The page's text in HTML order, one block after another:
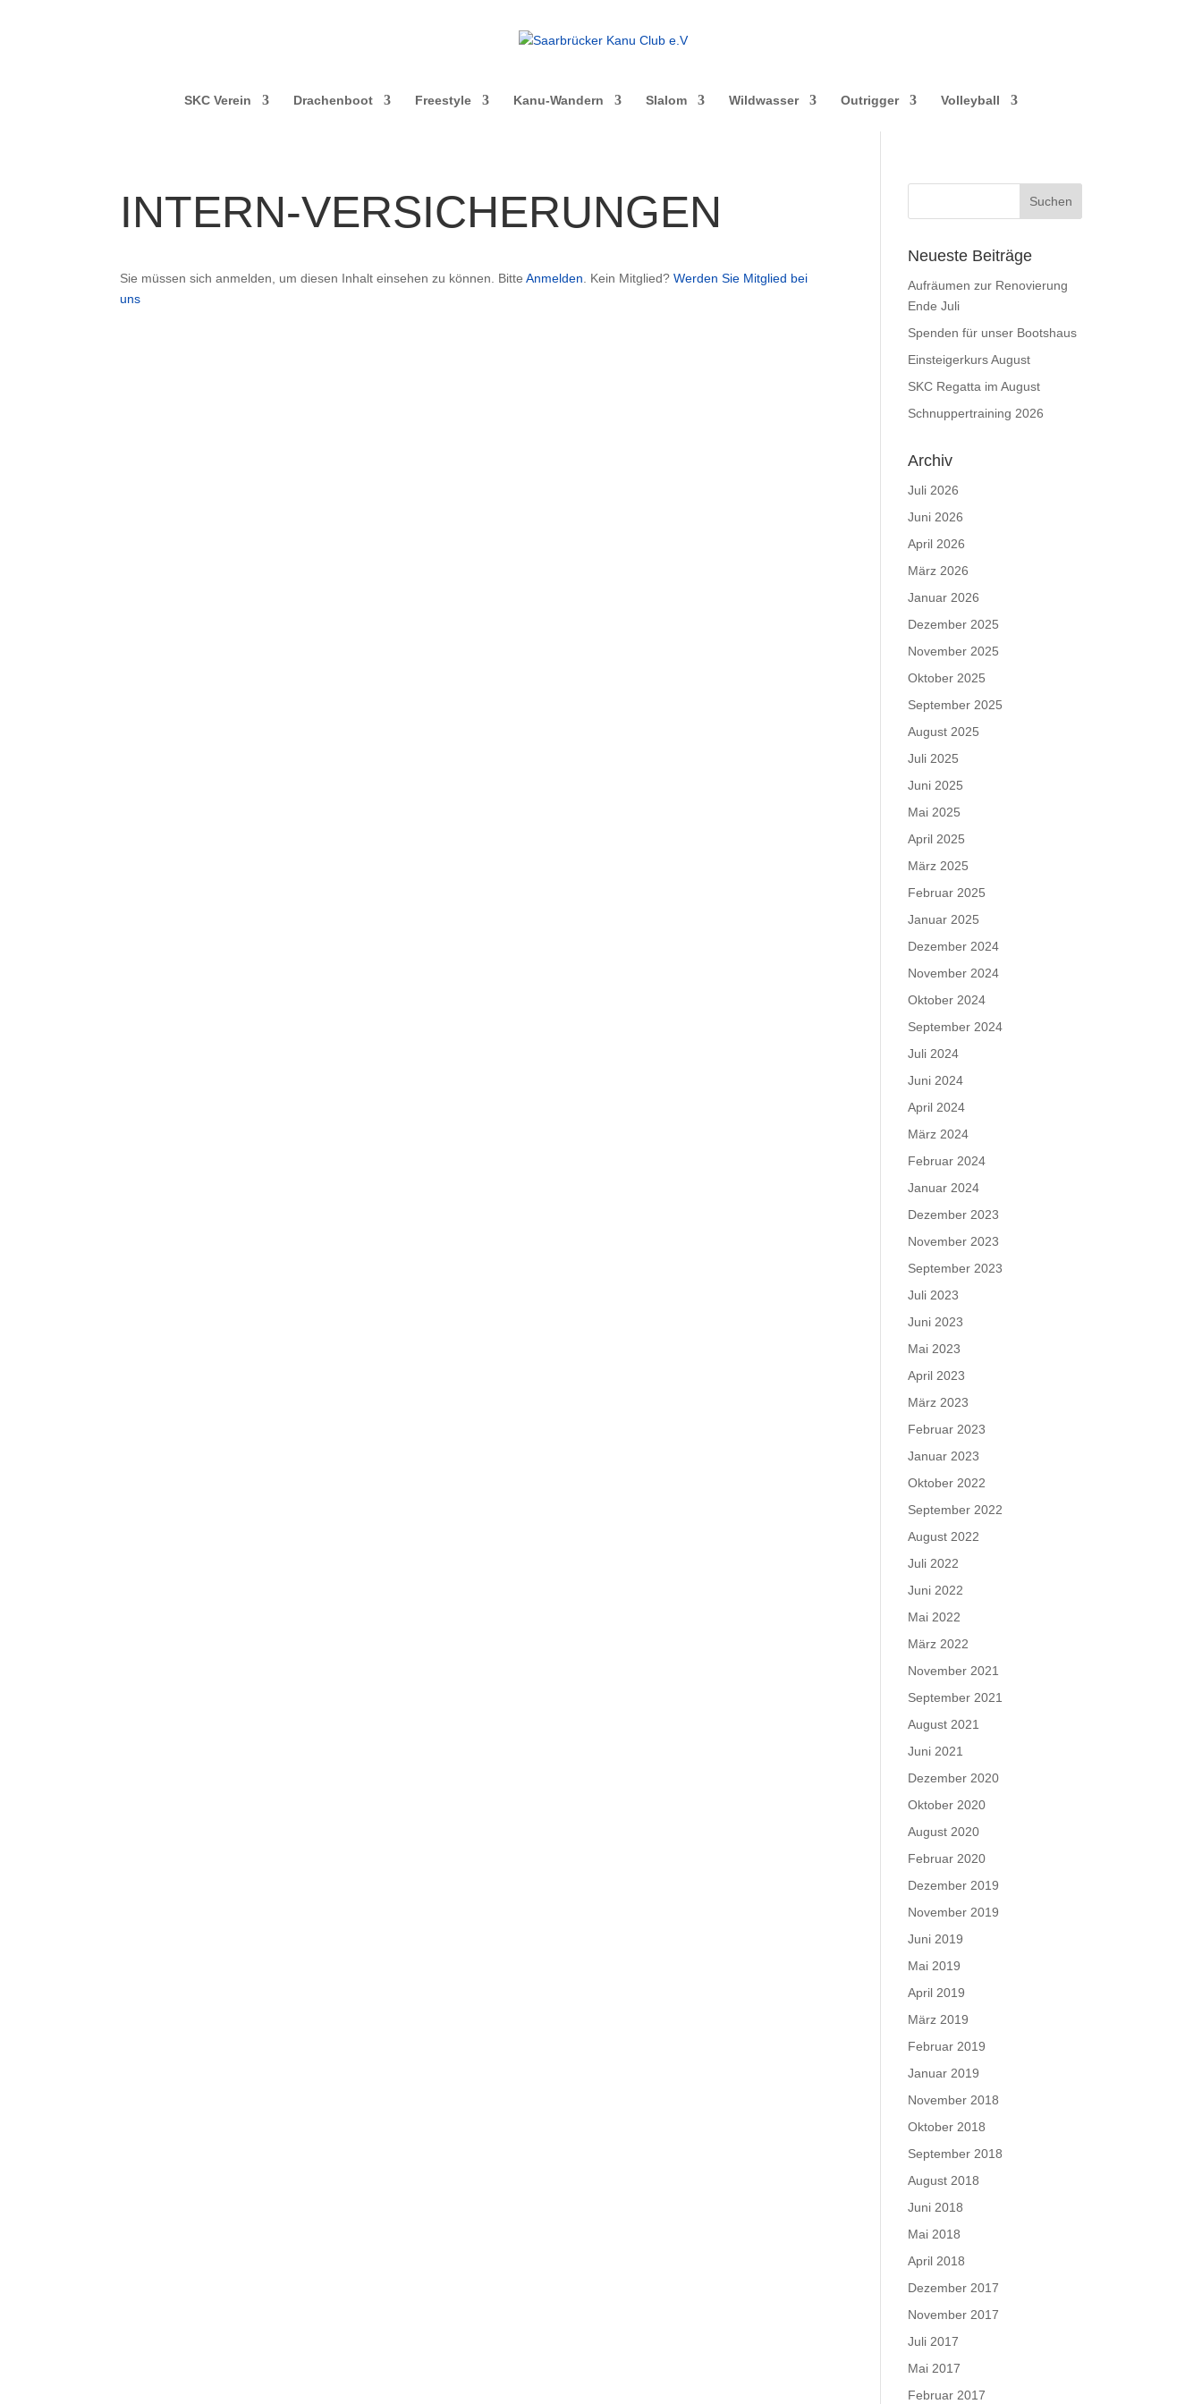
SKC Verein Drachenboot Freestyle Kanu-Wandern Slalom Wildwasser Outrigger Volleyball
INTERN-VERSICHERUNGEN
Sie müssen sich anmelden, um diesen Inhalt einsehen zu können. BitteAnmelden . Kein Mitglied?Werden Sie Mitglied bei
uns
Neueste Beiträge
Aufräumen zur Renovierung
Ende Juli
Spenden für unser Bootshaus
Einsteigerkurs August
SKC Regatta im August
Schnuppertraining 2026
Archiv
Juli 2026
Juni 2026
April 2026
März 2026
Januar 2026
Dezember 2025
November 2025
Oktober 2025
September 2025
August 2025
Juli 2025
Juni 2025
Mai 2025
April 2025
März 2025
Februar 2025
Januar 2025
Dezember 2024
November 2024
Oktober 2024
September 2024
Juli 2024
Juni 2024
April 2024
März 2024
Februar 2024
Januar 2024
Dezember 2023
November 2023
September 2023
Juli 2023
Juni 2023
Mai 2023
April 2023
März 2023
Februar 2023
Januar 2023
Oktober 2022
September 2022
August 2022
Juli 2022
Juni 2022
Mai 2022
März 2022
November 2021
September 2021
August 2021
Juni 2021
Dezember 2020
Oktober 2020
August 2020
Februar 2020
Dezember 2019
November 2019
Juni 2019
Mai 2019
April 2019
März 2019
Februar 2019
Januar 2019
November 2018
Oktober 2018
September 2018
August 2018
Juni 2018
Mai 2018
April 2018
Dezember 2017
November 2017
Juli 2017
Mai 2017
Februar 2017